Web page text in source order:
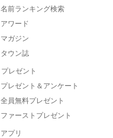
名前ランキング検索
アワード
マガジン
タウン誌
プレゼント
プレゼント＆アンケート
全員無料プレゼント
ファーストプレゼント
アプリ